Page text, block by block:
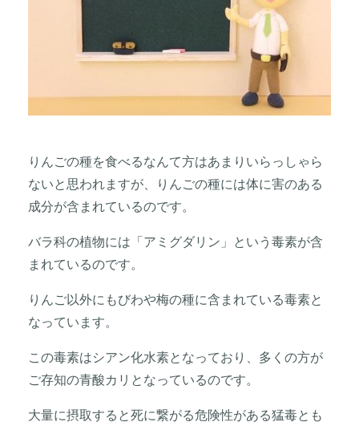
りんごの種を食べるなんて方はあまりいらっしゃら
ないと思われますが、りんごの種には体に害のある
成分が含まれているのです。
バラ科の植物には「アミグダリン」という毒素が含
まれているのです。
りんご以外にもびわや梅の種に含まれている毒素と
なっています。
この毒素はシアン化水素となっており、多くの方が
ご存知の青酸カリとなっているのです。
大量に摂取すると死に繋がる危険性がある猛毒とも